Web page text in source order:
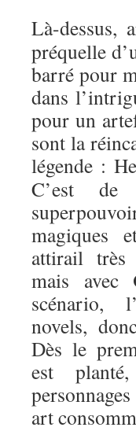
Là-dessus,
préquelle
barré pour
dans
pour un
sont la
légende :
C’est
magiques
attirail très
mais avec
scénario,
novels,
Dès le
est
art